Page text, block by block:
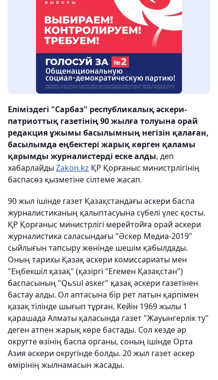
Еліміздегі "Сарбаз" республикалық әскери-
патриоттық газетінің 90 жылға толуына орай
редакция ұжымы басылымның негізін қалаған,
басылымда еңбектері жарық көрген қаламы
қарымды журналистерді еске алды, деп
хабарлайды Zakon.kz ҚР Қорғаныс министрлігінің
баспасөз қызметіне сілтеме жасап.
90 жыл ішінде газет Қазақстандағы әскери баспа
журналистиканың қалыптасуына сүбелі үлес қосты.
ҚР Қорғаныс министрлігі мерейтойға орай әскери
журналистика саласындағы "Әскер Медиа-2019"
сыйлығын тапсыру жөнінде шешім қабылдады.
Оның тарихы Қазақ әскери комиссариаты мен
"Еңбекшіл қазақ" (қазіргі "Егемен Қазақстан")
баспасының "Qьsul әѕкег" қазақ әскери газетінен
бастау алды. Ол аптасына бір рет латын қарпімен
қазақ тілінде шығып тұрған. Кейін 1969 жылы 1
қарашада Алматы қаласында газет "Жауынгерлік ту"
деген атпен жарық көре бастады. Сол кезде әр
округте өзінің баспа органы, соның ішінде Орта
Азия әскери округінде болды. 20 жыл газет әскер
өмірінің жылнамасын жасады.